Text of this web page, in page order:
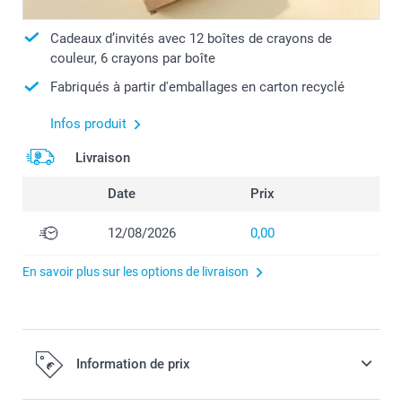
Cadeaux d’invités avec 12 boîtes de crayons de
couleur, 6 crayons par boîte
Fabriqués à partir d'emballages en carton recyclé
Infos produit
Livraison
Date Prix
12/08/2026 0,00
En savoir plus sur les options de livraison
Information de prix